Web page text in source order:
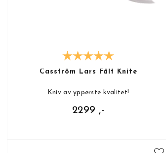
Casström Lars Fält Knife
Kniv av ypperste kvalitet!
2299 ,-